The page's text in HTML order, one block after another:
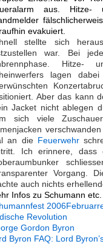
aus. Hitze-
evakuiert.
stellte sich
war. Bei
Hitze-
lagen
Aber das kann
Jacket nicht ablegen
sich viele
an die Feuerwehr
Ich erinnere, dass
Vorgang.
auch nichts
Infos zu Schumann
2006
Revolution
Gordon Byron
Byron FAQ: Lord